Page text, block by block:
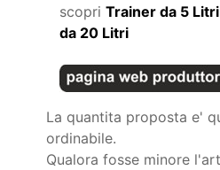
scopriTrainer da 5 Litri
da 20 Litri
La quantita proposta e'
ordinabile.
Qualora fosse minore